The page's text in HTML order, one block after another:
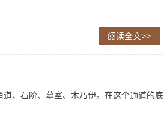
阅读全文>>
、石阶、墓室、木乃伊。在这个通道的底